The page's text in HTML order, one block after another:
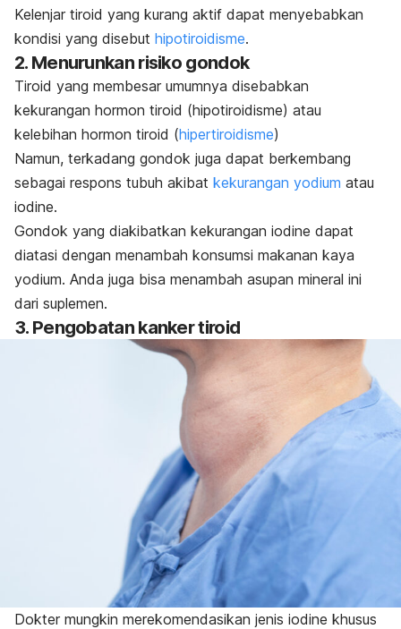
Kelenjar tiroid yang kurang aktif dapat menyebabkan
kondisi yang disebut hipotiroidisme.
2. Menurunkan risiko gondok
Tiroid yang membesar umumnya disebabkan
kekurangan hormon tiroid (hipotiroidisme) atau
kelebihan hormon tiroid (hipertiroidisme)
Namun, terkadang gondok juga dapat berkembang
sebagai respons tubuh akibat kekurangan yodium atau
iodine.
Gondok yang diakibatkan kekurangan iodine dapat
diatasi dengan menambah konsumsi makanan kaya
yodium. Anda juga bisa menambah asupan mineral ini
dari suplemen.
3. Pengobatan kanker tiroid
Dokter mungkin merekomendasikan jenis iodine khusus